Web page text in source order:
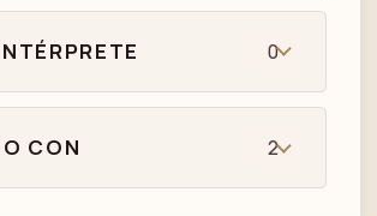
0
CON 2